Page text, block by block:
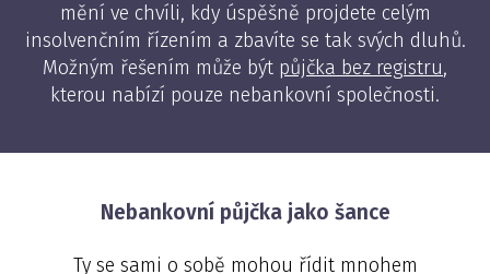
mění ve chvíli, kdy úspěšně projdete celým
insolvenčním řízením a zbavíte se tak svých dluhů.
Možným řešením může být půjčka bez registru,
kterou nabízí pouze nebankovní společnosti.
Nebankovní půjčka jako šance
Ty se sami o sobě mohou řídit mnohem